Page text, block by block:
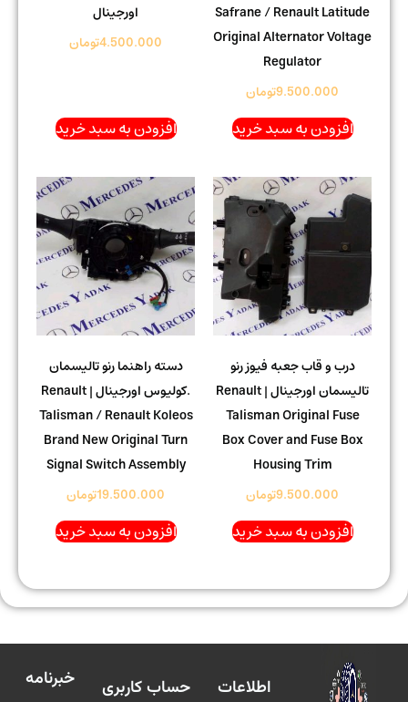
Safrane / Renault Latitude
Original Alternator Voltage
Regulator
9.500.000تومان
افزودن به سبد خرید
اورجینال
4.500.000تومان
افزودن به سبد خرید
درب و قاب جعبه فیوز رنو
تالیسمان اورجینال | Renault
Talisman Original Fuse
Box Cover and Fuse Box
Housing Trim
9.500.000تومان
افزودن به سبد خرید
دسته راهنما رنو تالیسمان
.کولیوس اورجینال | Renault
Talisman / Renault Koleos
Brand New Original Turn
Signal Switch Assembly
19.500.000تومان
افزودن به سبد خرید
اطلاعات
حساب کاربری
خبرنامه